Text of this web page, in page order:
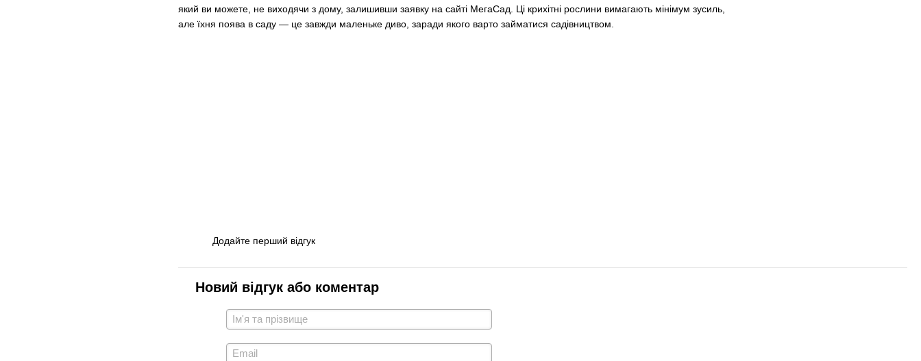
який ви можете, не виходячи з дому, залишивши заявку на сайті МегаСад. Ці крихітні рослини вимагають мінімум зусиль,
але їхня поява в саду — це завжди маленьке диво, заради якого варто займатися садівництвом.
Додайте перший відгук
Новий відгук або коментар